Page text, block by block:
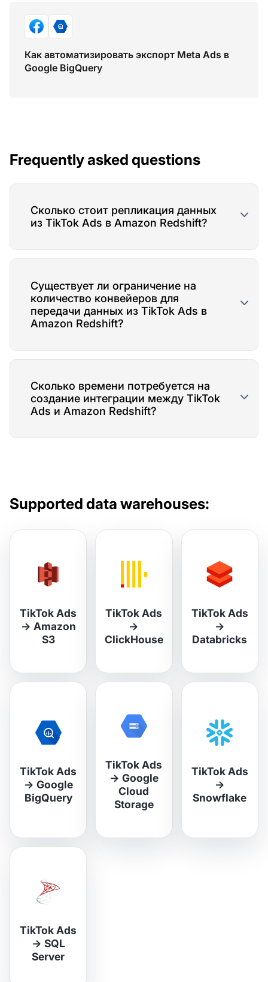
Как автоматизировать экспорт Meta Ads в
Google BigQuery
Frequently asked questions
Сколько стоит репликация данных
из TikTok Ads в Amazon Redshift?
Существует ли ограничение на
количество конвейеров для
передачи данных из TikTok Ads в
Amazon Redshift?
Сколько времени потребуется на
создание интеграции между TikTok
Ads и Amazon Redshift?
Supported data warehouses:
TikTok Ads
→ Amazon
S3
TikTok Ads
→
ClickHouse
TikTok Ads
→
Databricks
TikTok Ads
→ Google
BigQuery
TikTok Ads
→ Google
Cloud
Storage
TikTok Ads
→
Snowflake
TikTok Ads
→ SQL
Server